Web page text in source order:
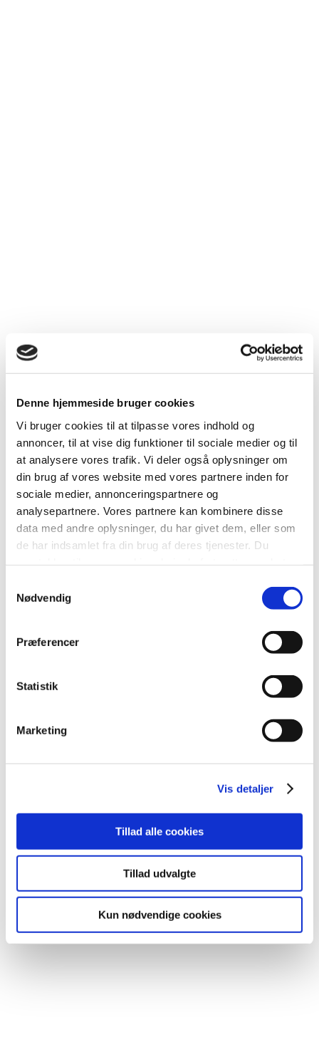
Denne hjemmeside bruger cookies
Vi bruger cookies til at tilpasse vores indhold og
annoncer, til at vise dig funktioner til sociale medier og til
at analysere vores trafik. Vi deler også oplysninger om
din brug af vores website med vores partnere inden for
sociale medier, annonceringspartnere og
analysepartnere. Vores partnere kan kombinere disse
data med andre oplysninger, du har givet dem, eller som
de har indsamlet fra din brug af deres tjenester. Du
Nødvendig
Præferencer
Statistik
Marketing
Vis detaljer
Tillad alle cookies
Tillad udvalgte
Kun nødvendige cookies